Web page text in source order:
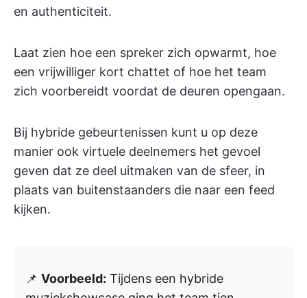
en authenticiteit.
Laat zien hoe een spreker zich opwarmt, hoe
een vrijwilliger kort chattet of hoe het team
zich voorbereidt voordat de deuren opengaan.
Bij hybride gebeurtenissen kunt u op deze
manier ook virtuele deelnemers het gevoel
geven dat ze deel uitmaken van de sfeer, in
plaats van buitenstaanders die naar een feed
kijken.
📌 Voorbeeld: Tijdens een hybride